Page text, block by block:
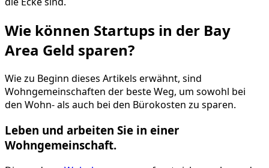
Wie können Startups in der Bay
Area Geld sparen?
Wie zu Beginn dieses Artikels erwähnt, sind
Wohngemeinschaften der beste Weg, um sowohl bei
den Wohn- als auch bei den Bürokosten zu sparen.
Leben und arbeiten Sie in einer
Wohngemeinschaft.